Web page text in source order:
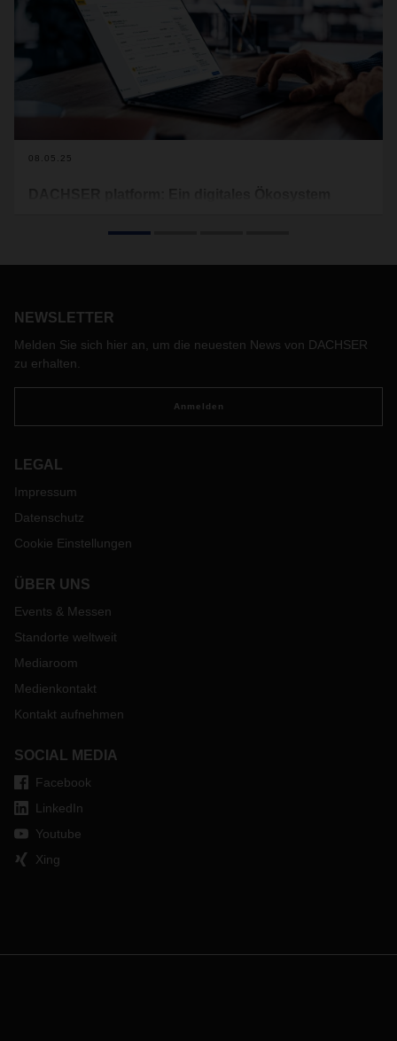
08.05.25
gibt Einblicke über die Erfahrungen bis hierher und die
NEWSLETTER
Melden Sie sich hier an, um die neuesten News von DACHSER
zu erhalten.
Anmelden
LEGAL
Impressum
Datenschutz
Cookie Einstellungen
ÜBER UNS
Events & Messen
Standorte weltweit
Mediaroom
Medienkontakt
Kontakt aufnehmen
SOCIAL MEDIA
Facebook
LinkedIn
Youtube
Xing